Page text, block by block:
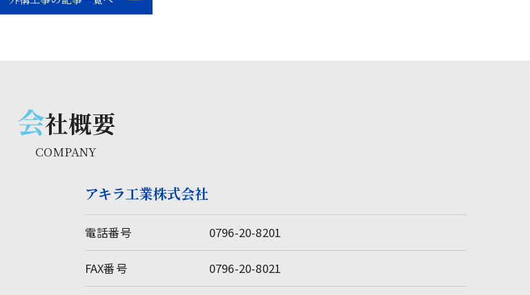
会社概要
COMPANY
アキラ工業株式会社
電話番号 0796-20-8201
FAX番号 0796-20-8021